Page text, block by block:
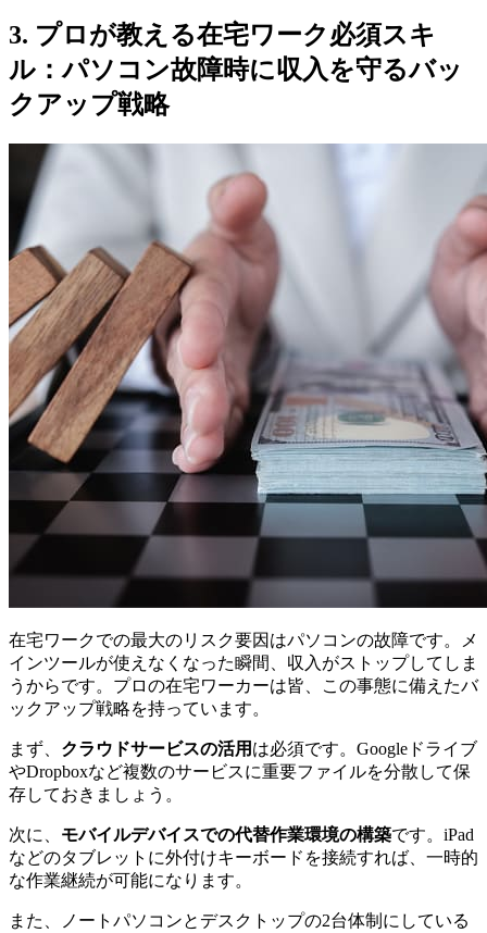
3. プロが教える在宅ワーク必須スキ
ル：パソコン故障時に収入を守るバッ
クアップ戦略
在宅ワークでの最大のリスク要因はパソコンの故障です。メ
インツールが使えなくなった瞬間、収入がストップしてしま
うからです。プロの在宅ワーカーは皆、この事態に備えたバ
ックアップ戦略を持っています。
まず、 クラウドサービスの活用 は必須です。Googleドライブ
やDropboxなど複数のサービスに重要ファイルを分散して保
存しておきましょう。
次に、 モバイルデバイスでの代替作業環境の構築です。iPad
などのタブレットに外付けキーボードを接続すれば、一時的
な作業継続が可能になります。
また、ノートパソコンとデスクトップの2台体制にしている